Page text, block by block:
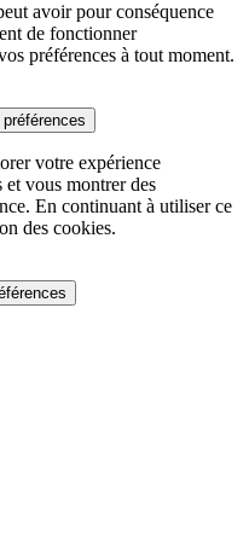
avoir pour conséquence
de fonctionner
préférences à tout moment.
votre expérience
et vous montrer des
En continuant à utiliser ce
des cookies.